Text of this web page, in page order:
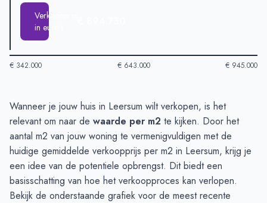
Verkoopprijs
in euro's
€ 342.000 € 643.000 € 945.000
Huizenprijzen in Leersum-Afgelopen 3 maanden
Type
Bedrag
Vraagprijs in euro's
€ 763.881
Verkoopprijs in euro's
€ 894.730
Wanneer je jouw huis in Leersum wilt verkopen, is het
relevant om naar de waarde per m2 te kijken. Door het
aantal m2 van jouw woning te vermenigvuldigen met de
huidige gemiddelde verkoopprijs per m2 in Leersum, krijg je
een idee van de potentiele opbrengst. Dit biedt een
basisschatting van hoe het verkoopproces kan verlopen.
Bekijk de onderstaande grafiek voor de meest recente